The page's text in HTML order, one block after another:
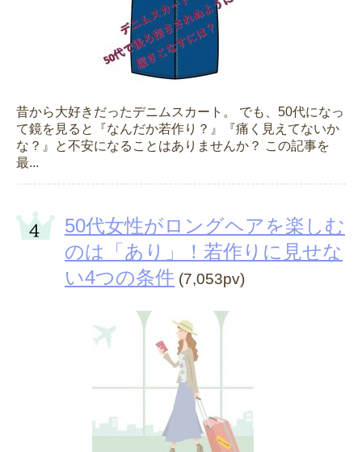
昔から大好きだったデニムスカート。 でも、50代になっ
て鏡を見ると『なんだか若作り？』『痛く見えてないか
な？』と不安になることはありませんか？ この記事を
最...
50代女性がロングヘアを楽しむ
のは「あり」！若作りに見せな
い4つの条件 (7,053pv)